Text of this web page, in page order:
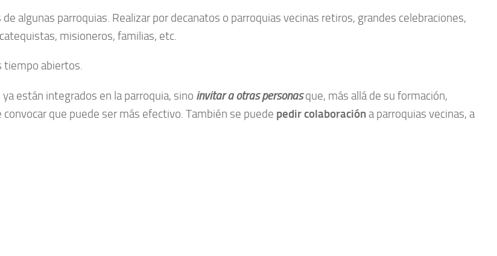
algunas parroquias. Realizar por decanatos o parroquias vecinas retiros, grandes celebraciones,
misioneros, familias, etc.
tiempo abiertos.
están integrados en la parroquia, sino invitar a otras personasque, más allá de su formación,
que puede ser más efectivo. También se puede pedir colaboración a parroquias vecinas, a